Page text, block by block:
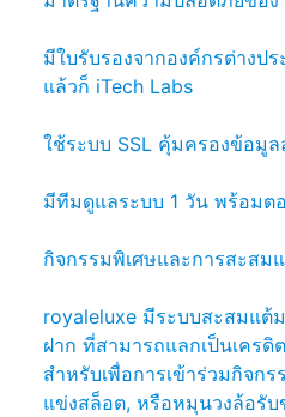
มีใบรับรองจากองค์กรต่างปร
แล้วก็ iTech Labs
ใช้ระบบ SSL คุ้มครองข้อมู
มีทีมดูแลระบบ 1 วัน พร้อมต
กิจกรรมพิเศษและการสะสม
royaleluxe มีระบบสะสมแต้
ฝาก ที่สามารถแลกเป็นเคร
สำหรับเพื่อการเข้าร่วมกิจก
แข่งสล็อต, หรือหมุนวงล้อรั